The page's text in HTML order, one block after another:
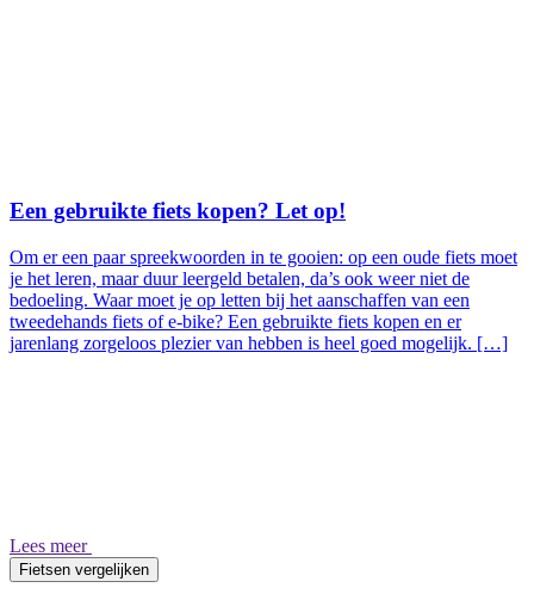
Een gebruikte fiets kopen? Let op!
Om er een paar spreekwoorden in te gooien: op een oude fiets moet
je het leren, maar duur leergeld betalen, da’s ook weer niet de
bedoeling. Waar moet je op letten bij het aanschaffen van een
tweedehands fiets of e-bike? Een gebruikte fiets kopen en er
jarenlang zorgeloos plezier van hebben is heel goed mogelijk. […]
Lees meer
Fietsen vergelijken